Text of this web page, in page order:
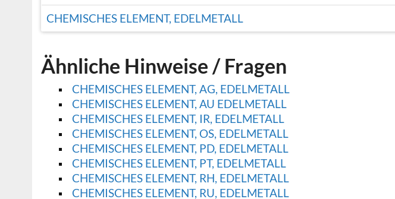
CHEMISCHES ELEMENT, EDELMETALL
Ähnliche Hinweise / Fragen
CHEMISCHES ELEMENT, AG, EDELMETALL
CHEMISCHES ELEMENT, AU EDELMETALL
CHEMISCHES ELEMENT, IR, EDELMETALL
CHEMISCHES ELEMENT, OS, EDELMETALL
CHEMISCHES ELEMENT, PD, EDELMETALL
CHEMISCHES ELEMENT, PT, EDELMETALL
CHEMISCHES ELEMENT, RH, EDELMETALL
CHEMISCHES ELEMENT, RU, EDELMETALL